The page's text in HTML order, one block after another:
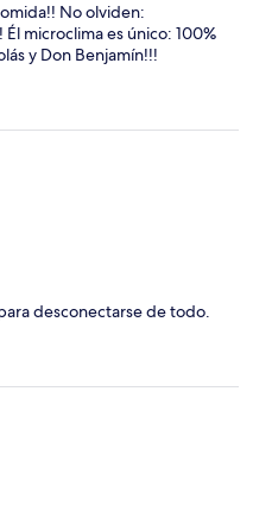
No olviden:
Él microclima es único: 100%
y Don Benjamín!!!
desconectarse de todo.